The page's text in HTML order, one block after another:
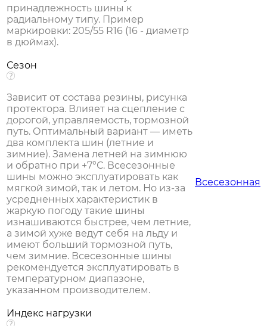
принадлежность шины к
радиальному типу. Пример
маркировки: 205/55 R16 (16 - диаметр
в дюймах).
Сезон
Зависит от состава резины, рисунка
протектора. Влияет на сцепление с
дорогой, управляемость, тормозной
путь. Оптимальный вариант — иметь
два комплекта шин (летние и
зимние). Замена летней на зимнюю
и обратно при +7°С. Всесезонные
шины можно эксплуатировать как
мягкой зимой, так и летом. Но из-за
усредненных характеристик в
жаркую погоду такие шины
изнашиваются быстрее, чем летние,
а зимой хуже ведут себя на льду и
имеют больший тормозной путь,
чем зимние. Всесезонные шины
рекомендуется эксплуатировать в
температурном диапазоне,
указанном производителем.
Всесезонная
Индекс нагрузки